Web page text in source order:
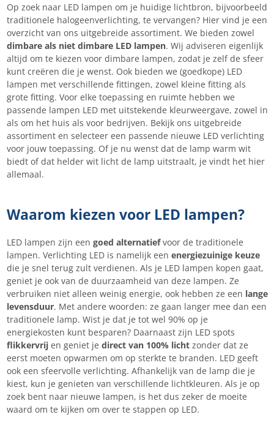
Op zoek naar LED lampen om je huidige lichtbron, bijvoorbeeld
traditionele halogeenverlichting, te vervangen? Hier vind je een
overzicht van ons uitgebreide assortiment. We bieden zowel
dimbare als niet dimbare LED lampen. Wij adviseren eigenlijk
altijd om te kiezen voor dimbare lampen, zodat je zelf de sfeer
kunt creëren die je wenst. Ook bieden we (goedkope) LED
lampen met verschillende fittingen, zowel kleine fitting als
grote fitting. Voor elke toepassing en ruimte hebben we
passende lampen LED met uitstekende kleurweergave, zowel in
als om het huis als voor bedrijven. Bekijk ons uitgebreide
assortiment en selecteer een passende nieuwe LED verlichting
voor jouw toepassing. Of je nu wenst dat de lamp warm wit
biedt of dat helder wit licht de lamp uitstraalt, je vindt het hier
allemaal.
Waarom kiezen voor LED lampen?
LED lampen zijn een goed alternatiefvoor de traditionele
lampen. Verlichting LED is namelijk een energiezuinige keuze
die je snel terug zult verdienen. Als je LED lampen kopen gaat,
geniet je ook van de duurzaamheid van deze lampen. Ze
verbruiken niet alleen weinig energie, ook hebben ze een lange
levensduur. Met andere woorden: ze gaan langer mee dan een
traditionele lamp. Wist je dat je tot wel 90% op je
energiekosten kunt besparen? Daarnaast zijn LED spots
flikkervrijen geniet je direct van 100% lichtzonder dat ze
eerst moeten opwarmen om op sterkte te branden. LED geeft
ook een sfeervolle verlichting. Afhankelijk van de lamp die je
kiest, kun je genieten van verschillende lichtkleuren. Als je op
zoek bent naar nieuwe lampen, is het dus zeker de moeite
waard om te kijken om over te stappen op LED.